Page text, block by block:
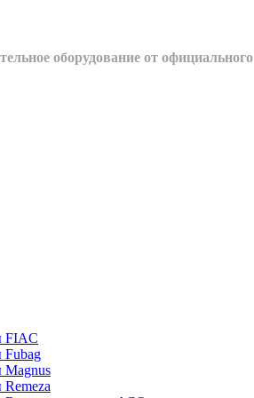
оборудование от официального
FIAC